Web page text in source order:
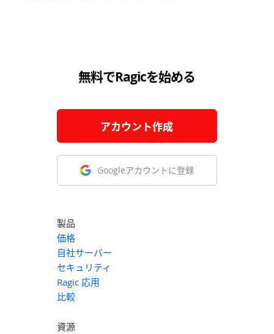
無料でRagicを始める
アカウント作成
Googleアカウントに登録
製品
価格
自社サーバー
セキュリティ
Ragic 応用
比較
資源